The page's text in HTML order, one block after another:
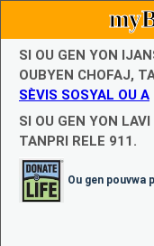
SI OU GEN YON
OUBYEN CHOFAJ,
SÈVIS SOSYAL OU A
SI OU GEN YON
TANPRI RELE 911.
Ou gen pouvwa